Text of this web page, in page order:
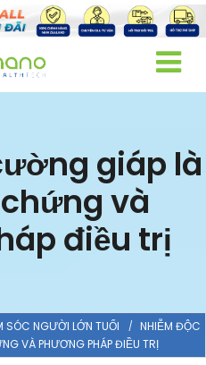
giáp là
và
điều trị
SÓC NGƯỜI LỚN TUỔI
NHIỄM ĐỘC
VÀ PHƯƠNG PHÁP ĐIỀU TRỊ